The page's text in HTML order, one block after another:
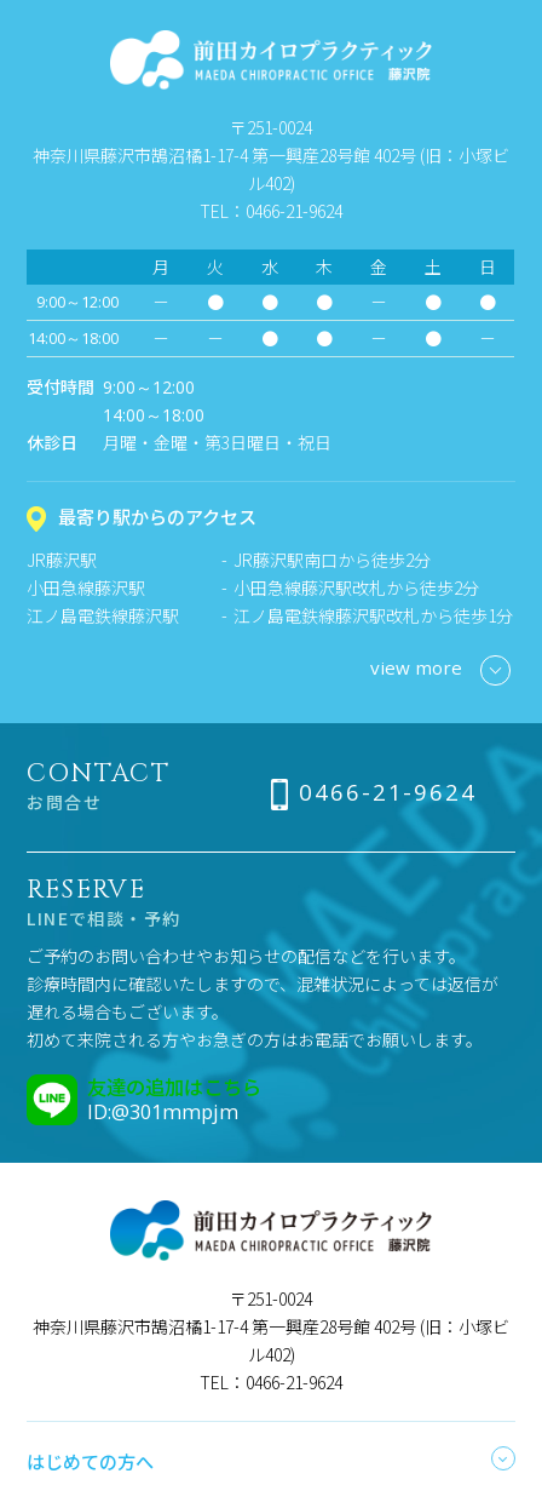
〒251-0024
神奈川県藤沢市鵠沼橘1-17-4 第一興産28号館 402号 (旧：小塚ビ
ル402)
TEL：0466-21-9624
月 火 水 木 金 土 日
9:00～12:00 － ● ● ● － ● ●
14:00～18:00 － － ● ● － ●
－
受付時間 9:00～12:00
14:00～18:00
休診日 月曜・金曜・第3日曜日・祝日
最寄り駅からのアクセス
JR藤沢駅
JR藤沢駅南口から徒歩2分
小田急線藤沢駅
小田急線藤沢駅改札から徒歩2分
江ノ島電鉄線藤沢駅
江ノ島電鉄線藤沢駅改札から徒歩1分
view more
CONTACT
お問合せ 0466-21-9624
RESERVE
LINEで相談・予約
ご予約のお問い合わせやお知らせの配信などを行います。
診療時間内に確認いたしますので、混雑状況によっては返信が
遅れる場合もございます。
初めて来院される方やお急ぎの方はお電話でお願いします。
友達の追加はこちら
ID:@301mmpjm
〒251-0024
神奈川県藤沢市鵠沼橘1-17-4 第一興産28号館 402号 (旧：小塚ビ
ル402)
TEL：0466-21-9624
はじめての方へ